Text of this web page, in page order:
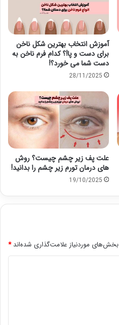
آموزش انتخاب بهترین شکل ناخن
برای دست و پا!؟ کدام فرم ناخن به
دست شما می خورد؟!
28/11/2025
علت پف زیر چشم چیست؟ روش
های درمان تورم زیر چشم را بدانید!
19/10/2025
بخش‌های موردنیاز علامت‌گذاری شده‌اند*